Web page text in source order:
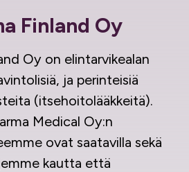
Finland Oy
Oy on elintarvikealan
ja perinteisiä
(itsehoitolääkkeitä).
Medical Oy:n
ovat saatavilla sekä
kautta että